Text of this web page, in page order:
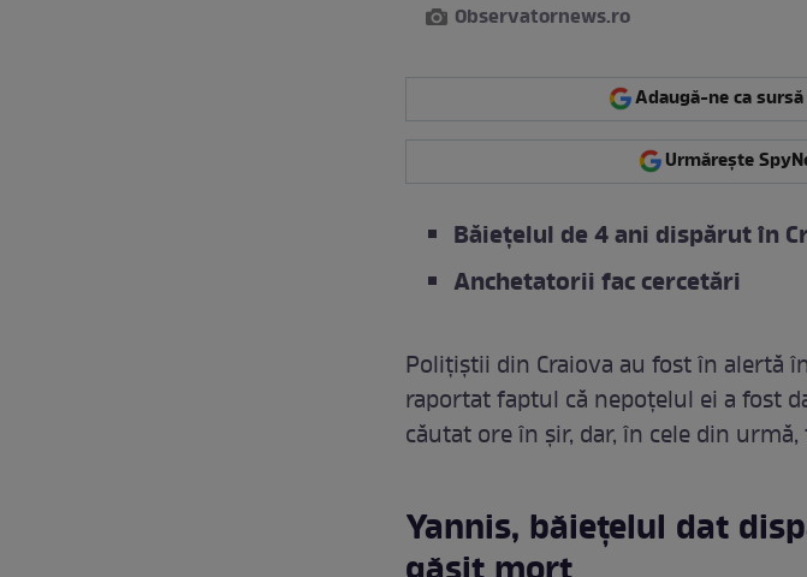
Observatornews.ro
Adaugă-ne ca
Urmărește
Băiețelul de 4 ani dispărut în
Anchetatorii fac cercetări
Polițiștii din Craiova au fost în alertă
raportat faptul că nepoțelul ei a fost
căutat ore în șir, dar, în cele din
Yannis, băiețelul dat